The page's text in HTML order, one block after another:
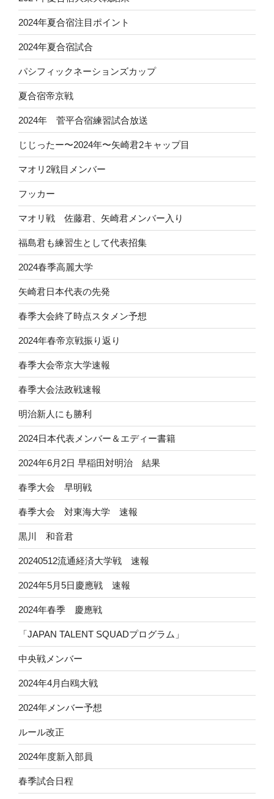
2024年夏合宿注目ポイント
2024年夏合宿試合
パシフィックネーションズカップ
夏合宿帝京戦
2024年 菅平合宿練習試合放送
じじったー〜2024年〜矢崎君2キャップ目
マオリ2戦目メンバー
フッカー
マオリ戦 佐藤君、矢崎君メンバー入り
福島君も練習生として代表招集
2024春季高麗大学
矢崎君日本代表の先発
春季大会終了時点スタメン予想
2024年春帝京戦振り返り
春季大会帝京大学速報
春季大会法政戦速報
明治新人にも勝利
2024日本代表メンバー＆エディー書籍
2024年6月2日 早稲田対明治 結果
春季大会 早明戦
春季大会 対東海大学 速報
黒川 和音君
20240512流通経済大学戦 速報
2024年5月5日慶應戦 速報
2024年春季 慶應戦
「JAPAN TALENT SQUADプログラム」
中央戦メンバー
2024年4月白鴎大戦
2024年メンバー予想
ルール改正
2024年度新入部員
春季試合日程